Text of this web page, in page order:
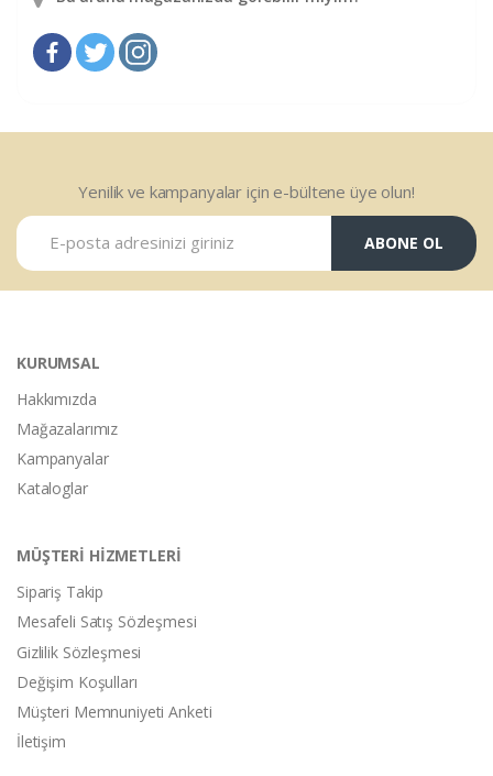
Yenilik ve kampanyalar için e-bültene üye olun!
ABONE OL
KURUMSAL
Hakkımızda
Mağazalarımız
Kampanyalar
Kataloglar
MÜŞTERİ HİZMETLERİ
Sipariş Takip
Mesafeli Satış Sözleşmesi
Gizlilik Sözleşmesi
Değişim Koşulları
Müşteri Memnuniyeti Anketi
İletişim